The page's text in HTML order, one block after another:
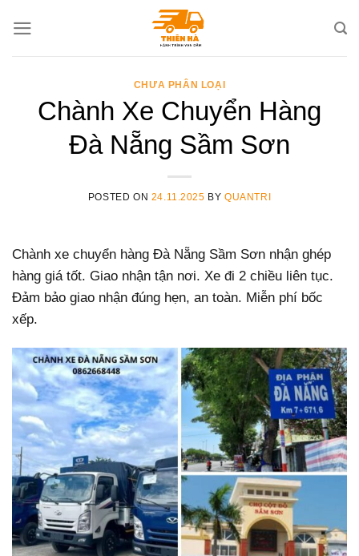
CHƯA PHÂN LOẠI
Chành Xe Chuyển Hàng
Đà Nẵng Sầm Sơn
POSTED ON 24.11.2025 BYQUANTRI
Chành xe chuyển hàng Đà Nẵng Sầm Sơn nhận ghép
hàng giá tốt. Giao nhận tận nơi. Xe đi 2 chiều liên tục.
Đảm bảo giao nhận đúng hẹn, an toàn. Miễn phí bốc
xếp.